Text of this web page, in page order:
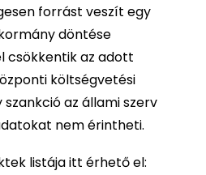
forrást veszít egy
döntése
csökkentik az adott
költségvetési
az állami szerv
nem érintheti.
listája itt érhető el: